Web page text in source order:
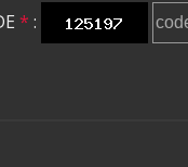
* :